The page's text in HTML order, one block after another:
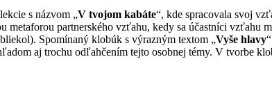
s názvom „V tvojom kabáte“, kde spracovala svoj
metaforou partnerského vzťahu, kedy sa účastníci vzťahu
Spomínaný klobúk s výrazným textom „Vyše hlavy
aj trochu odľahčením tejto osobnej témy. V tvorbe